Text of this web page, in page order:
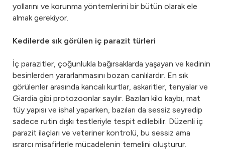
yollarını ve korunma yöntemlerini bir bütün olarak ele
almak gerekiyor.
Kedilerde sık görülen iç parazit türleri
İç parazitler, çoğunlukla bağırsaklarda yaşayan ve kedinin
besinlerden yararlanmasını bozan canlılardır. En sık
görülenler arasında kancalı kurtlar, askaritler, tenyalar ve
Giardia gibi protozoonlar sayılır. Bazıları kilo kaybı, mat
tüy yapısı ve ishal yaparken, bazıları da sessiz seyredip
sadece rutin dışkı testleriyle tespit edilebilir. Düzenli iç
parazit ilaçları ve veteriner kontrolü, bu sessiz ama
ısrarcı misafirlerle mücadelenin temelini oluşturur.